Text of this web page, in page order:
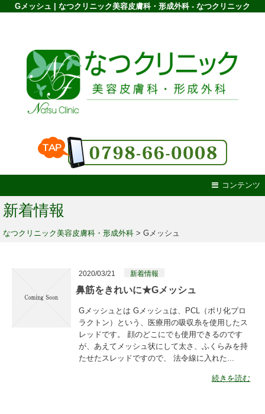
Gメッシュ | なつクリニック美容皮膚科・形成外科 - なつクリニック
コンテンツ
新着情報
なつクリニック美容皮膚科・形成外科 > Gメッシュ
2020/03/21 新着情報
鼻筋をきれいに★Gメッシュ
Gメッシュとは Gメッシュは、PCL（ポリ化プロ
ラクトン）という、医療用の吸収糸を使用したス
レッドです。 顔のどこにでも使用できるのです
が、あえてメッシュ状にして太さ、ふくらみを持
たせたスレッドですので、 法令線に入れた...
続きを読む